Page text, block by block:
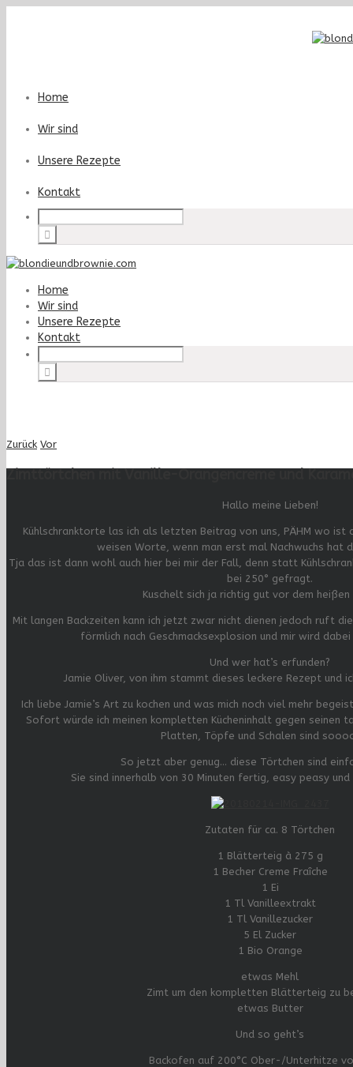
Home
Wir sind
Unsere Rezepte
Kontakt
Home
Wir sind
Unsere Rezepte
Kontakt
Zurück Vor
Hallo meine Lieben!
Kühlschranktorte las ich als letzten Beitrag von uns, PÄHM wo ist
weisen Worte, wenn man erst mal Nachwuchs hat
Tja das ist dann wohl auch hier bei mir der Fall, denn statt
bei 250° gefragt.
Kuschelt sich ja richtig gut vor dem heißen
Mit langen Backzeiten kann ich jetzt zwar nicht dienen jedoch ruft
förmlich nach Geschmacksexplosion und mir wird
Und wer hat’s erfunden?
Jamie Oliver, von ihm stammt dieses leckere Rezept und
Ich liebe Jamie’s Art zu kochen und was mich noch viel mehr
Sofort würde ich meinen kompletten Kücheninhalt gegen seinen
Platten, Töpfe und Schalen sind
So jetzt aber genug… diese Törtchen sind
Sie sind innerhalb von 30 Minuten fertig, easy peasy und
Zutaten für ca. 8 Törtchen
1 Blätterteig à 275 g
1 Becher Creme Fraîche
1 Ei
1 Tl Vanilleextrakt
1 Tl Vanillezucker
5 El Zucker
1 Bio Orange
etwas Mehl
Zimt um den kompletten Blätterteig zu
etwas Butter
Und so geht’s
Backofen auf 200°C Ober-/Unterhitze